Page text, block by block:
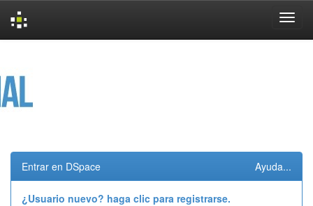
Entrar en DSpace Ayuda...
¿Usuario nuevo? haga clic para registrarse.